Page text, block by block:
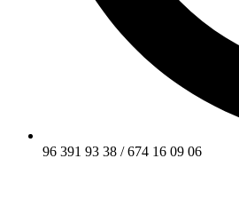
96 391 93 38 / 674 16 09 06